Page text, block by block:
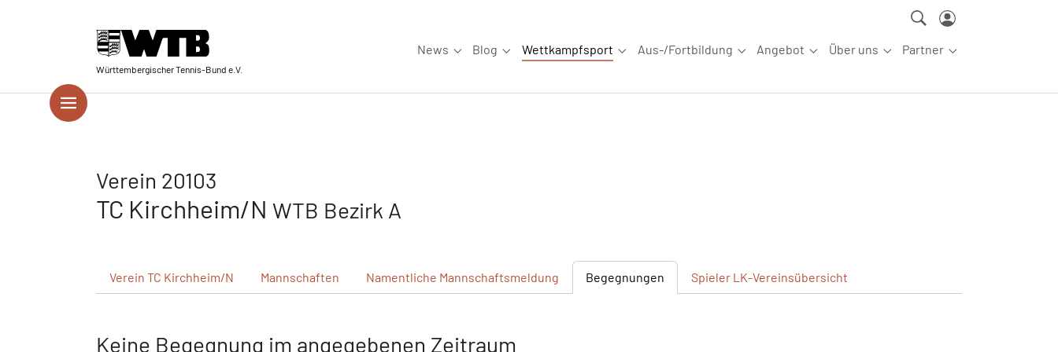
Württembergischer Tennis-Bund e.V.
News
Submenu for "News"
Blog
Submenu for "Blog"
Wettkampfsport
Submenu for "Wettkampfsport"
Aus-/Fortbildung
Submenu for "Aus-/Fortbildung"
Angebot
Submenu for "Angebot"
Über uns
Submenu for "Über uns"
Partner
Submenu for
Verein 20103
TC Kirchheim/N WTB Bezirk A
Verein TC Kirchheim/N Mannschaften Namentliche Mannschaftsmeldung Begegnungen Spieler LK-Vereinsübersicht
Keine Begegnung im angegebenen Zeitraum